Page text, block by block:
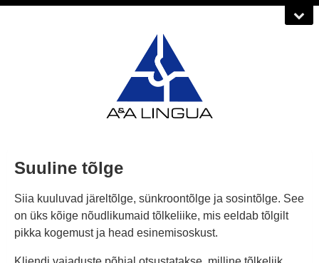
Suuline tõlge
Siia kuuluvad järeltõlge, sünkroontõlge ja sosintõlge. See
on üks kõige nõudlikumaid tõlkeliike, mis eeldab tõlgilt
pikka kogemust ja head esinemisoskust.